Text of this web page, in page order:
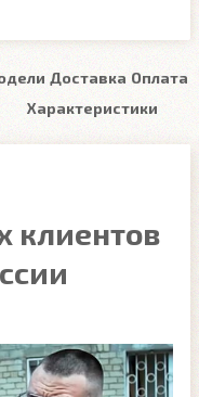
Доставка Оплата
Характеристики
клиентов